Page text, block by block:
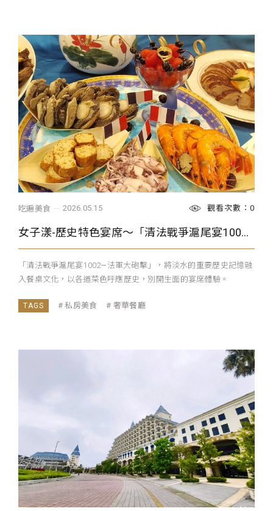
吃遍美食 2026.05.15 觀看次數：0
女子漾-歷史特色宴席～「清法戰爭滬尾宴1002—法軍大砲擊」
「清法戰爭滬尾宴1002—法軍大砲擊」，將淡水的重要歷史記憶融
入餐桌文化，以各道菜色呼應歷史，別開生面的宴席體驗。
私房美食 奢華餐廳